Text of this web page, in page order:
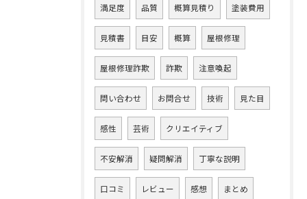
満足度 品質 概算見積り 塗装費用
見積書 目安 概算 屋根修理
屋根修理詐欺 詐欺 注意喚起
問い合わせ お問合せ 技術 見た目
感性 芸術 クリエイティブ
不安解消 疑問解消 丁寧な説明
口コミ レビュー 感想 まとめ